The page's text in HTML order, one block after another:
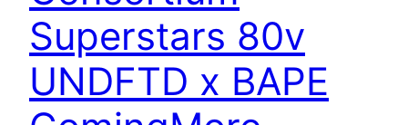
Superstars 80v
UNDFTD x BAPE